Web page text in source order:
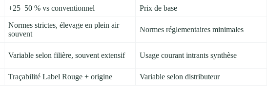
+25–50 % vs conventionnel Prix de base
Normes strictes, élevage en plein air
souvent
Normes réglementaires minimales
Variable selon filière, souvent extensif Usage courant intrants synthèse
Traçabilité Label Rouge + origine
Variable selon distributeur